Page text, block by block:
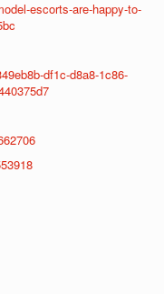
escorts-are-happy-to-
df1c-d8a8-1c86-